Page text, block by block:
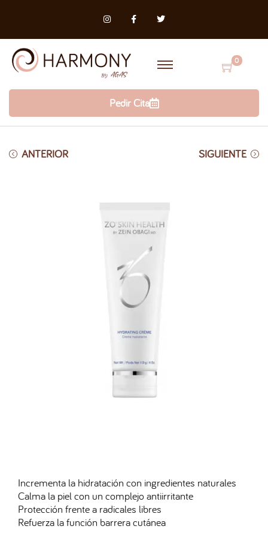
0
Pedir Cita
ANTERIOR SIGUIENTE
Incrementa la hidratación con ingredientes naturales
Calma la piel con un complejo antiirritante
Protección frente a radicales libres
Refuerza la función barrera cutánea